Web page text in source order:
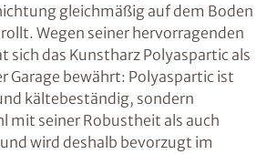
gleichmäßig auf dem Boden
Wegen seiner hervorragenden
sich das Kunstharz Polyaspartic als
Garage bewährt: Polyaspartic ist
kältebeständig, sondern
mit seiner Robustheit als auch
wird deshalb bevorzugt im